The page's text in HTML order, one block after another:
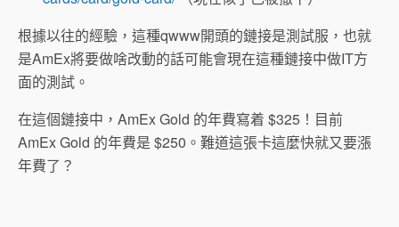
根據以往的經驗，這種qwww開頭的鏈接是測試服，也就
是AmEx將要做啥改動的話可能會現在這種鏈接中做IT方
面的測試。
在這個鏈接中，AmEx Gold 的年費寫着 $325！目前
AmEx Gold 的年費是 $250。難道這張卡這麼快就又要漲
年費了？